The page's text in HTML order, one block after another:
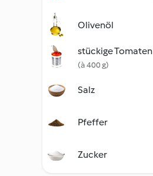
Olivenöl
stückige Tomaten
(à 400 g)
Salz
Pfeffer
Zucker